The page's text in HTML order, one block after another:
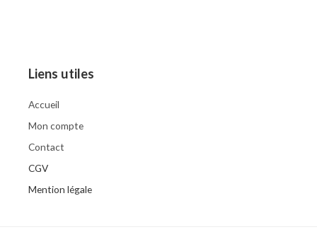
Liens utiles
Accueil
Mon compte
Contact
CGV
Mention légale